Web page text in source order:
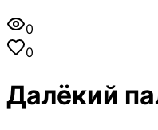
0
0
Далёкий